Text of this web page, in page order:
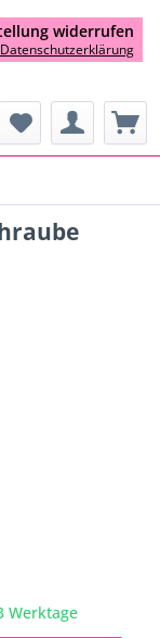
Werktage
widerrufen
Datenschutzerklärung